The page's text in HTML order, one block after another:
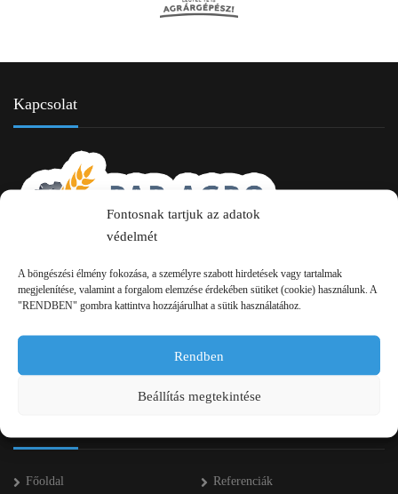
Fontosnak tartjuk az adatok
védelmét
A böngészési élmény fokozása, a személyre szabott hirdetések vagy tartalmak
megjelenítése, valamint a forgalom elemzése érdekében sütiket (cookie) használunk. A
"RENDBEN" gombra kattintva hozzájárulhat a sütik használatához.
Rendben
Beállítás megtekintése
Kapcsolat
2750 Nagykőrös Alsójárás d. 1/a
+36 20 334 43 28
info kukac pap-agro.eu
Főoldal Referenciák